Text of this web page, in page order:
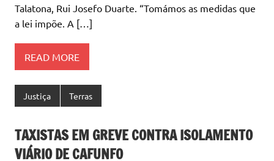
Talatona, Rui Josefo Duarte. “Tomámos as medidas que
a lei impõe. A […]
READ MORE
Justiça Terras
TAXISTAS EM GREVE CONTRA ISOLAMENTO
VIÁRIO DE CAFUNFO